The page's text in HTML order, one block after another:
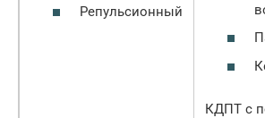
Репульсионный
КДПТ с